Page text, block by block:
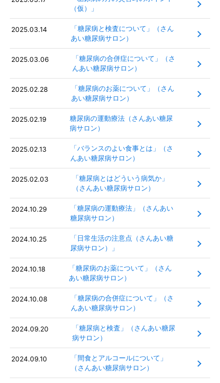
（仮）」
2025.03.14
「糖尿病と検査について」（さん
あい糖尿病サロン）
2025.03.06
「糖尿病の合併症について」（さ
んあい糖尿病サロン）
2025.02.28
「糖尿病のお薬について」（さん
あい糖尿病サロン）
2025.02.19
糖尿病の運動療法（さんあい糖尿
病サロン）
2025.02.13
「バランスのよい食事とは」（さ
んあい糖尿病サロン）
2025.02.03
「糖尿病とはどういう病気か」
（さんあい糖尿病サロン）
2024.10.29
「糖尿病の運動療法」（さんあい
糖尿病サロン）
2024.10.25
「日常生活の注意点（さんあい糖
尿病サロン）」
2024.10.18
「糖尿病のお薬について」（さん
あい糖尿病サロン）
2024.10.08
「糖尿病の合併症について」（さ
んあい糖尿病サロン）
2024.09.20
「糖尿病と検査」（さんあい糖尿
病サロン）
2024.09.10
「間食とアルコールについて」
（さんあい糖尿病サロン）